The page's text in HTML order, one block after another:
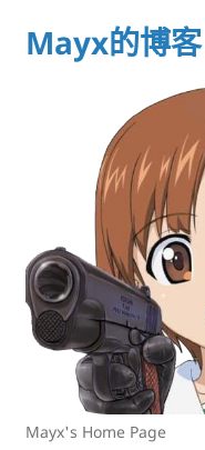
Mayx的博客
Mayx's Home Page